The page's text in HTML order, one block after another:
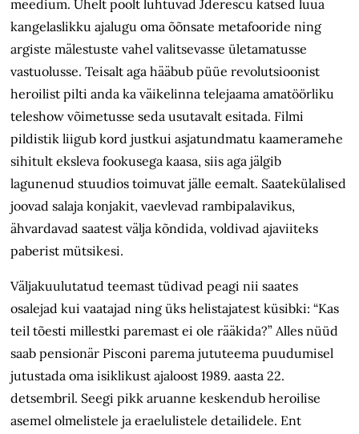
meedium. Ühelt poolt luhtuvad Jderescu katsed luua
kangelaslikku ajalugu oma õõnsate metafooride ning
argiste mälestuste vahel valitsevasse ületamatusse
vastuolusse. Teisalt aga hääbub püüe revolutsioonist
heroilist pilti anda ka väikelinna telejaama amatöörliku
teleshow võimetusse seda usutavalt esitada. Filmi
pildistik liigub kord justkui asjatundmatu kaameramehe
sihitult eksleva fookusega kaasa, siis aga jälgib
lagunenud stuudios toimuvat jälle eemalt. Saatekülalised
joovad salaja konjakit, vaevlevad rambipalavikus,
ähvardavad saatest välja kõndida, voldivad ajaviiteks
paberist mütsikesi.
Väljakuulutatud teemast tüdivad peagi nii saates
osalejad kui vaatajad ning üks helistajatest küsibki: “Kas
teil tõesti millestki paremast ei ole rääkida?” Alles nüüd
saab pensionär Pisconi parema jututeema puudumisel
jutustada oma isiklikust ajaloost 1989. aasta 22.
detsembril. Seegi pikk aruanne keskendub heroilise
asemel olmelistele ja eraelulistele detailidele. Ent